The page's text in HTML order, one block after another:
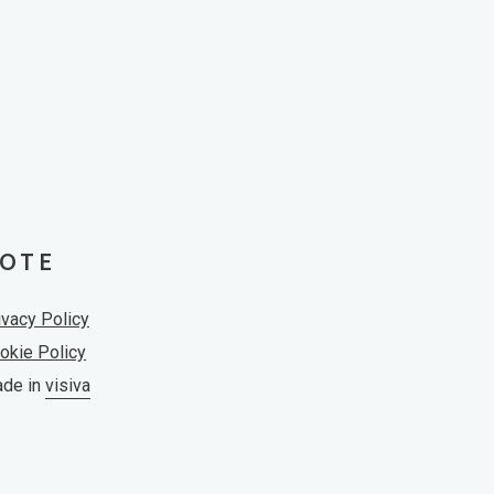
Policy
Policy
in visiva